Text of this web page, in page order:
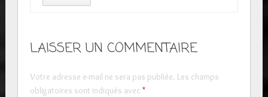
LAISSER UN COMMENTAIRE
Votre adresse e-mail ne sera pas publiée. Les champs
obligatoires sont indiqués avec *